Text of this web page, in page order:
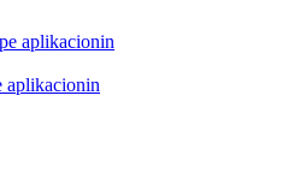
aplikacionin
aplikacionin